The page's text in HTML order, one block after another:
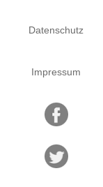
Datenschutz
Impressum